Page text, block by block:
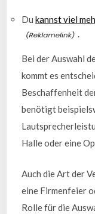
Dukannst viel
.
Bei der Auswahl
kommt es
Beschaffenheit
benötigt
Halle oder eine
Auch die Art der
eine Firmenfeier
Rolle für die